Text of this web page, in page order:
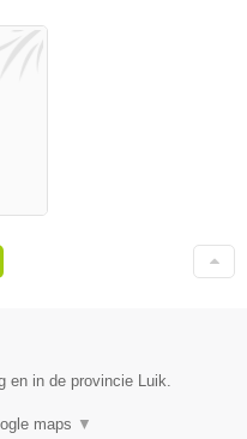
en in de provincie Luik.
maps ▼